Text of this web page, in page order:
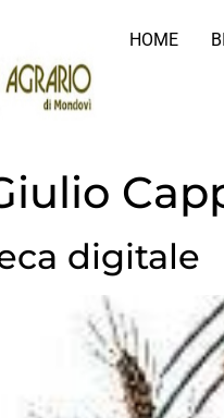
HOME
digitale